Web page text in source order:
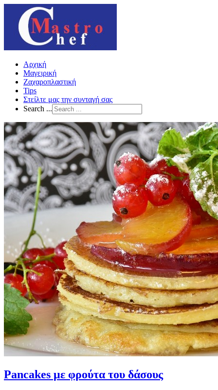
Αρχική
Μαγειρική
Ζαχαροπλαστική
Tips
Στείλτε μας την συνταγή σας
Search ...
Pancakes με φρούτα του δάσους